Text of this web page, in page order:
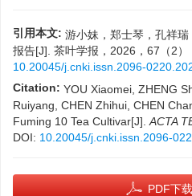
引用本文: 游小妹，郑士琴，孔祥瑞
报告[J]. 茶叶学报，2026，67（2）
10.20045/j.cnki.issn.2096-
Citation: YOU Xiaomei, ZHENG
Ruiyang, CHEN Zhihui, CHEN
Fuming 10 Tea Cultivar[J]. ACTA
DOI: 10.20045/j.cnki.issn.2096-
PDF下载